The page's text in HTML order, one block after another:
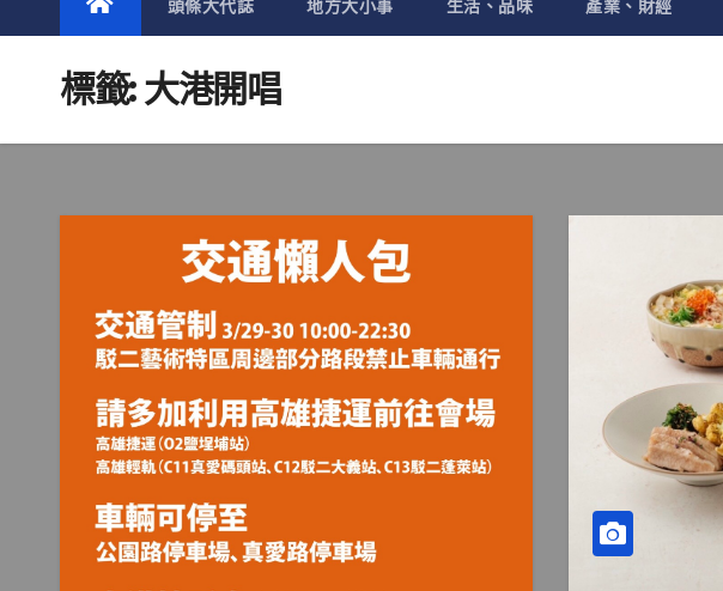
頭條大代誌 地方大小事 生活、品味 產業、財經
標籤:大港開唱